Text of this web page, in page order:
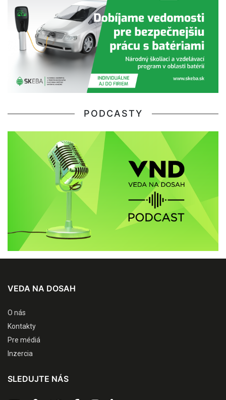
PODCASTY
VEDA NA DOSAH
O nás
Kontakty
Pre médiá
Inzercia
SLEDUJTE NÁS